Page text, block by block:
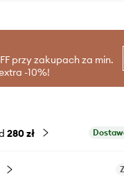
przy zakupach za min.
-10%!
280 zł